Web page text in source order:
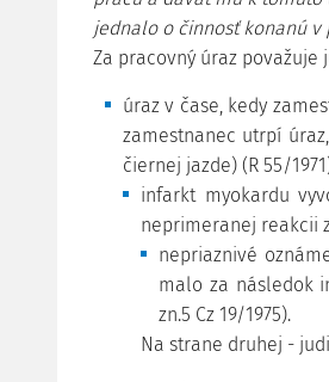
jednalo o činnosť konanú v
Za pracovný úraz
úraz v čase, kedy
zamestnanec utrpí
čiernej jazde) (R 55/
infarkt myokardu
neprimeranej reakcii
nepriaznivé
malo za následok
zn.5 Cz 19/1975).
Na strane druhej -